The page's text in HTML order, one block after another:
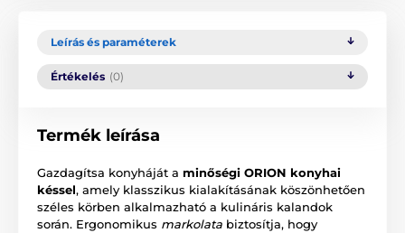
Leírás és paraméterek
Értékelés (0)
Termék leírása
Gazdagítsa konyháját a minőségi ORION konyhai
késsel, amely klasszikus kialakításának köszönhetően
széles körben alkalmazható a kulináris kalandok
során. Ergonomikus markolata biztosítja, hogy